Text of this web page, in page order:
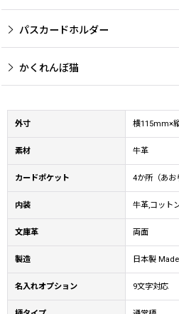
パスカードホルダー
かくれんぼ猫
外寸 横115mm×
素材 牛革
カードポケット 4か所（あお
内装 牛革,コット
文庫革 両面
製造 日本製
名入れオプション 9文字対応